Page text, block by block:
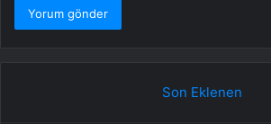
Son Eklenen